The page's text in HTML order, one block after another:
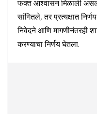
फक्त आश्वासन मिळाली
सांगितले, तर प्रत्यक्षात
निवेदने आणि मागणीनंतरही
करण्याचा निर्णय घेतला.